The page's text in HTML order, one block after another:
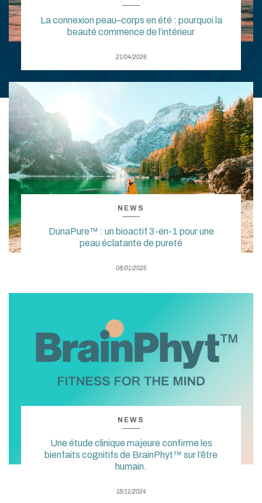
La connexion peau–corps en été : pourquoi la
beauté commence de l’intérieur
21/04/2026
NEWS
DunaPure™ : un bioactif 3-en-1 pour une
peau éclatante de pureté
08/01/2025
NEWS
Une étude clinique majeure confirme les
bienfaits cognitifs de BrainPhyt™ sur l’être
humain.
18/11/2024